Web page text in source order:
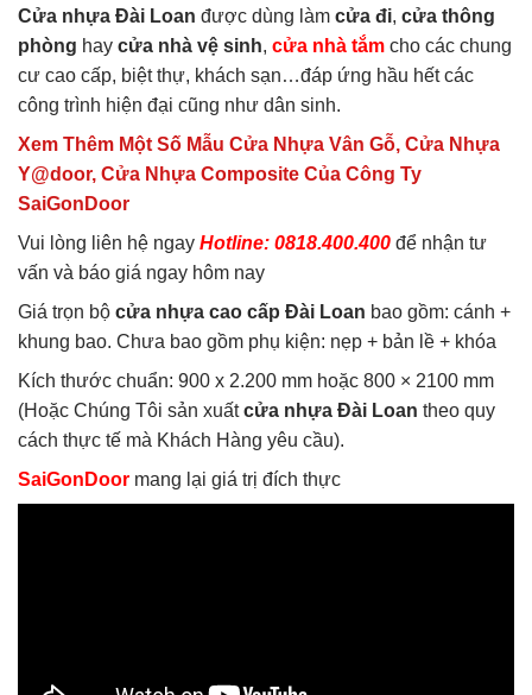
Cửa nhựa Đài Loan được dùng làm cửa đi, cửa thông
phòng hay cửa nhà vệ sinh, cửa nhà tắm cho các chung
cư cao cấp, biệt thự, khách sạn…đáp ứng hầu hết các
công trình hiện đại cũng như dân sinh.
Xem Thêm Một Số Mẫu Cửa Nhựa Vân Gỗ, Cửa Nhựa
Y@door, Cửa Nhựa Composite Của Công Ty
SaiGonDoor
Vui lòng liên hệ ngay Hotline: 0818.400.400 để nhận tư
vấn và báo giá ngay hôm nay
Giá trọn bộ cửa nhựa cao cấp Đài Loan bao gồm: cánh +
khung bao. Chưa bao gồm phụ kiện: nẹp + bản lề + khóa
Kích thước chuẩn: 900 x 2.200 mm hoặc 800 × 2100 mm
(Hoặc Chúng Tôi sản xuấtcửa nhựa Đài Loan theo quy
cách thực tế mà Khách Hàng yêu cầu).
SaiGonDoor mang lại giá trị đích thực